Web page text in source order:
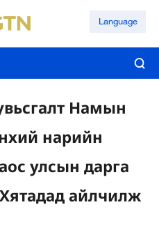
Language
Намын
нарийн
улсын дарга
айлчилж